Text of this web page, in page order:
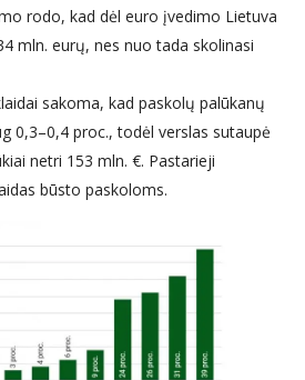
rodo, kad dėl euro įvedimo Lietuva
mln. eurų, nes nuo tada skolinasi
sakoma, kad paskolų palūkanų
0,3–0,4 proc., todėl verslas sutaupė
netri 153 mln. €. Pastarieji
būsto paskoloms.